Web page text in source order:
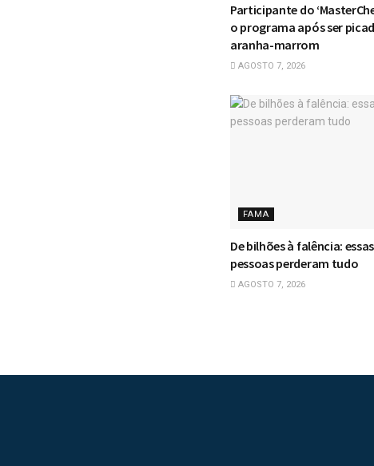
Participante do
o programa após ser
aranha-marrom
AGOSTO 7, 2026
FAMA
De bilhões à falência: essas
pessoas perderam tudo
AGOSTO 7, 2026